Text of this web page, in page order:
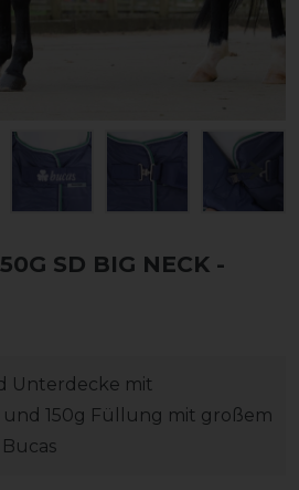
SD BIG NECK -
Unterdecke mit
150g Füllung mit großem